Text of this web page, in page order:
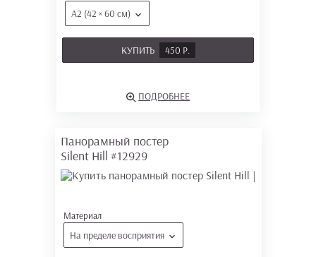
А2 (42 × 60 см)
КУПИТЬ 450 Р.
ПОДРОБНЕЕ
Панорамный постер
Silent Hill #12929
Материал
На пределе восприятия